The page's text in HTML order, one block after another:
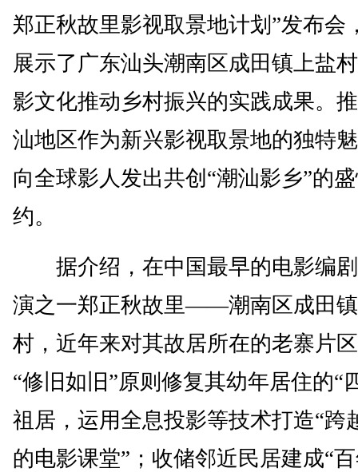
郑正秋故里影视取景地计划”发布会
展示了广东汕头潮南区成田镇上盐
影文化推动乡村振兴的实践成果。
汕地区作为新兴影视取景地的独特
向全球影人发出共创“潮汕影乡”的
约。
据介绍，在中国最早的电影编
演之一郑正秋故里——潮南区成田
村，近年来对其故居所在的老寨片
“修旧如旧”原则修复其幼年居住的“
祖居，运用全息投影等技术打造“跨
的电影课堂”；收储邻近民居建成“